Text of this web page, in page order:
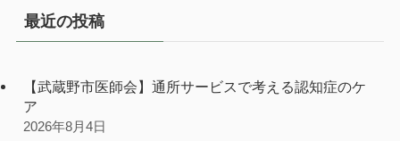
最近の投稿
【武蔵野市医師会】通所サービスで考える認知症のケ
ア
2026年8月4日